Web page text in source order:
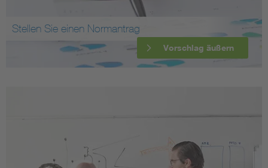
Stellen Sie einen Normantrag
Vorschlag äußern